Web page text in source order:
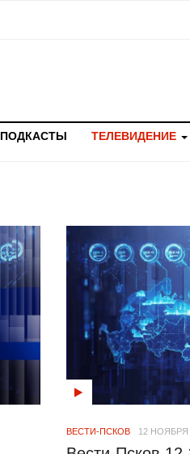
ПОДКАСТЫ ТЕЛЕВИДЕНИЕ
ВЕСТИ-ПСКОВ 12 НОЯБРЯ